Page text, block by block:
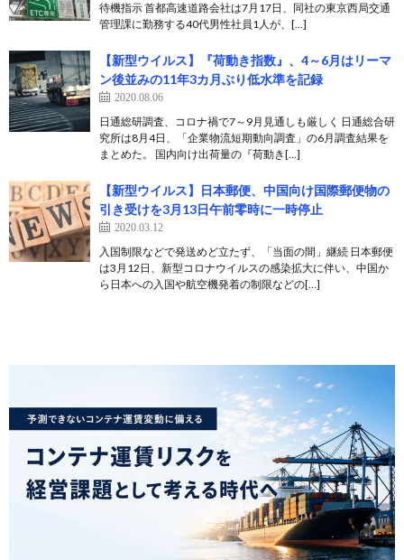
待機指示 首都高速道路会社は7月17日、同社の東京西局交通
管理課に勤務する40代男性社員1人が、[…]
【新型ウイルス】『荷動き指数』、4～6月はリーマ
ン後並みの11年3カ月ぶり低水準を記録
2020.08.06
日通総研調査、コロナ禍で7～9月見通しも厳しく 日通総合研
究所は8月4日、「企業物流短期動向調査」の6月調査結果を
まとめた。 国内向け出荷量の『荷動き[…]
【新型ウイルス】日本郵便、中国向け国際郵便物の
引き受けを3月13日午前零時に一時停止
2020.03.12
入国制限などで発送めど立たず、「当面の間」継続 日本郵便
は3月12日、新型コロナウイルスの感染拡大に伴い、中国か
ら日本への入国や航空機発着の制限などの[…]